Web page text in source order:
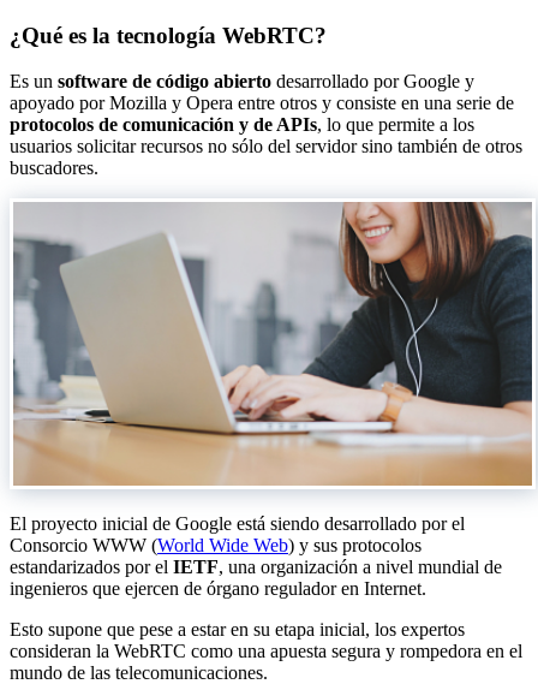
¿Qué es la tecnología WebRTC?
Es un software de código abierto desarrollado por Google y
apoyado por Mozilla y Opera entre otros y consiste en una serie de
protocolos de comunicación y de APIs, lo que permite a los
usuarios solicitar recursos no sólo del servidor sino también de otros
buscadores.
El proyecto inicial de Google está siendo desarrollado por el
Consorcio WWW (World Wide Web) y sus protocolos
estandarizados por el IETF, una organización a nivel mundial de
ingenieros que ejercen de órgano regulador en Internet.
Esto supone que pese a estar en su etapa inicial, los expertos
consideran la WebRTC como una apuesta segura y rompedora en el
mundo de las telecomunicaciones.